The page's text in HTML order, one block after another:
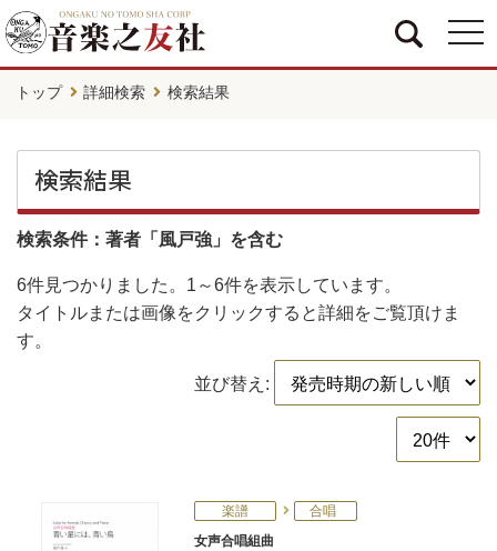
トップ 詳細検索 検索結果
検索結果
検索条件：著者「風戸強」を含む
6件見つかりました。 1～6件を表示しています。
タイトルまたは画像をクリックすると詳細をご覧頂けま
す。
並び替え:
楽譜
合唱
女声合唱組曲